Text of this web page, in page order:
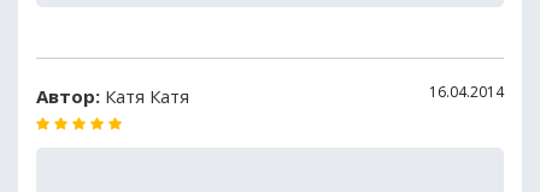
Автор: Катя Катя 16.04.2014